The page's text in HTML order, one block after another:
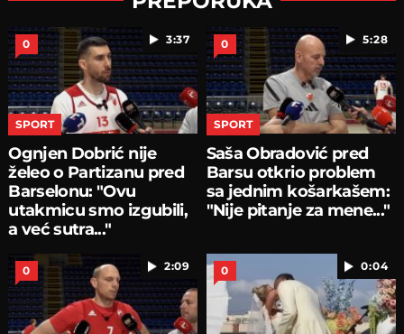
3:37
0
SPORT
Ognjen Dobrić nije
želeo o Partizanu pred
Barselonu: "Ovu
utakmicu smo izgubili,
a već sutra..."
5:28
0
SPORT
Saša Obradović pred
Barsu otkrio problem
sa jednim košarkašem:
"Nije pitanje za mene..."
2:09
0 0:04
0